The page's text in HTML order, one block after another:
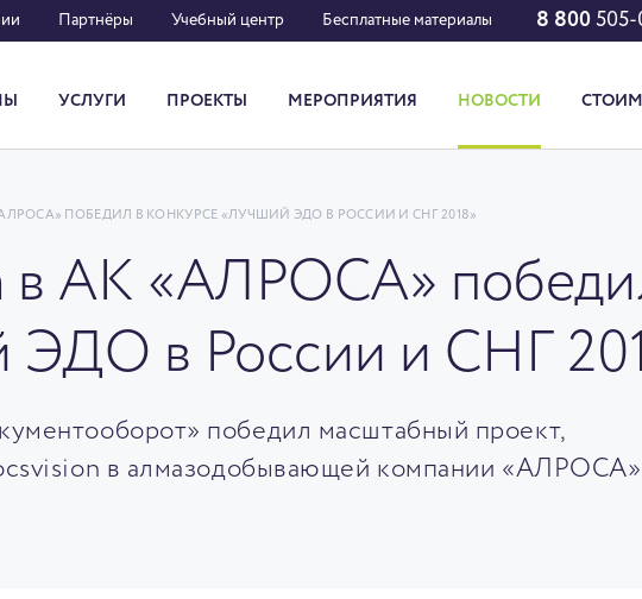
Партнёры Учебный центр Бесплатные материалы 8 800 505-
УСЛУГИ ПРОЕКТЫ МЕРОПРИЯТИЯ НОВОСТИ
ПОБЕДИЛ В КОНКУРСЕ «ЛУЧШИЙ ЭДО В РОССИИ И СНГ 2018»
в АК «АЛРОСА»
ЭДО в России и СНГ
победил масштабный проект,
в алмазодобывающей компании